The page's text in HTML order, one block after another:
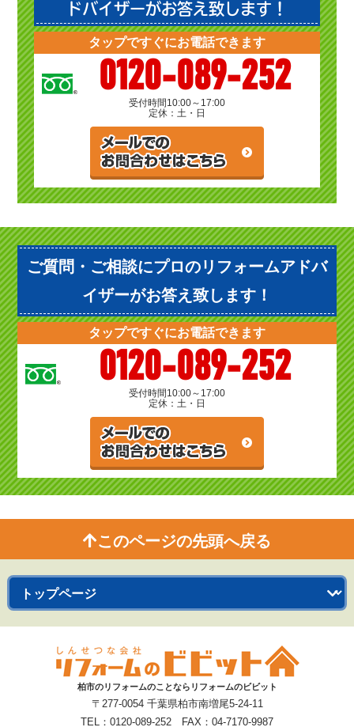
ドバイザーがお答え致します！
タップですぐにお電話できます
0120-089-252
受付時間 10:00～17:00
定休：土・日
ご質問・ご相談にプロのリフォームアドバ
イザーがお答え致します！
タップですぐにお電話できます
0120-089-252
受付時間10:00～17:00
定休：土・日
このページの先頭へ戻る
柏市のリフォームのことならリフォームのビビット
〒277-0054 千葉県柏市南増尾5-24-11
TEL：0120-089-252 FAX：04-7170-9987